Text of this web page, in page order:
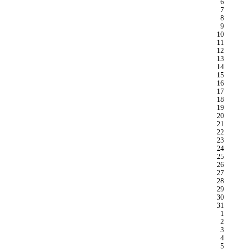
6
7
8
9
10
11
12
13
14
15
16
17
18
19
20
21
22
23
24
25
26
27
28
29
30
31
1
2
3
4
5